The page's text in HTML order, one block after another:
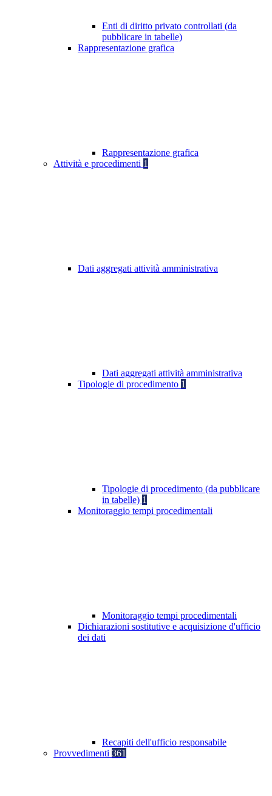
Enti di diritto privato controllati (da
pubblicare in tabelle)
Rappresentazione grafica
Rappresentazione grafica
Attività e procedimenti 1
Dati aggregati attività amministrativa
Dati aggregati attività amministrativa
Tipologie di procedimento 1
Tipologie di procedimento (da pubblicare
in tabelle) 1
Monitoraggio tempi procedimentali
Monitoraggio tempi procedimentali
Dichiarazioni sostitutive e acquisizione d'ufficio
dei dati
Recapiti dell'ufficio responsabile
Provvedimenti 361